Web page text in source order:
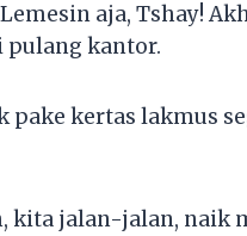
aja, Tshay!
pulang kantor.
kertas lakmus
kita jalan-jalan, naik